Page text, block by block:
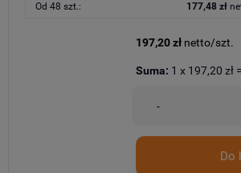
Od 48 szt.: 177,48 zł
197,20 zł netto/szt.
-
Do
Suma: 1 x 197,20 zł =